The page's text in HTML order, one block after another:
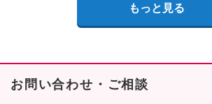
もっと見る
お問い合わせ・ご相談